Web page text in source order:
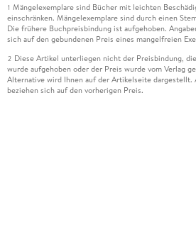
1 Mängelexemplare sind Bücher mit leichten
einschränken. Mängelexemplare sind durch einen
Die frühere Buchpreisbindung ist aufgehoben.
sich auf den gebundenen Preis eines mangelfreien
2 Diese Artikel unterliegen nicht der Preisbindung,
wurde aufgehoben oder der Preis wurde vom Verlag
Alternative wird Ihnen auf der Artikelseite dargestellt.
beziehen sich auf den vorherigen Preis.